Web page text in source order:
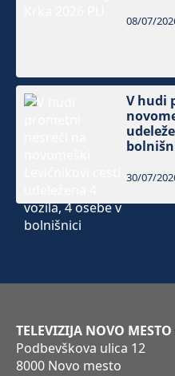
08/07/
V hudi
30/07/
TELEVIZIJA NOVO
Podbevškova ulica 12
8000 Novo mesto